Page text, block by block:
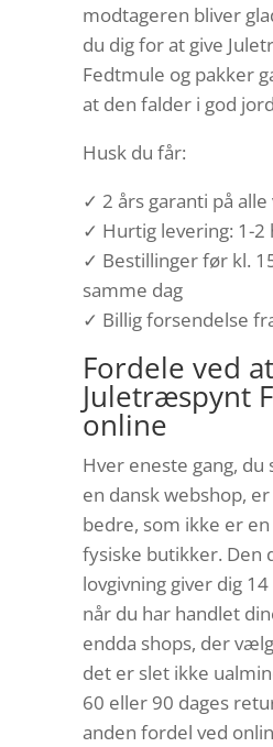
modtageren bliver
du dig for at give
Fedtmule og pakker
at den falder i god
Husk du får:
✓ 2 års garanti på
✓ Hurtig levering: 1-2
✓ Bestillinger før kl.
samme dag
✓ Billig forsendelse
Fordele ved
Juletræspynt
online
Hver eneste gang, du
en dansk webshop,
bedre, som ikke er
fysiske butikker. Den
lovgivning giver dig
når du har handlet
endda shops, der
det er slet ikke
60 eller 90 dages
anden fordel ved